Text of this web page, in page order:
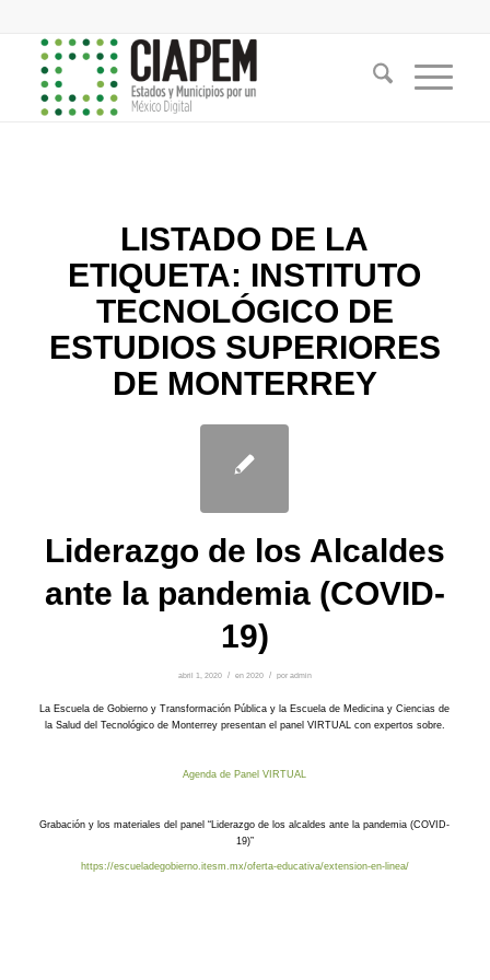
LISTADO DE LA
ETIQUETA: INSTITUTO
TECNOLÓGICO DE
ESTUDIOS SUPERIORES
DE MONTERREY
Liderazgo de los Alcaldes
ante la pandemia (COVID-
19)
abril 1, 2020 / en 2020 / por admin
La Escuela de Gobierno y Transformación Pública y la Escuela de Medicina y Ciencias de
la Salud del Tecnológico de Monterrey presentan el panel VIRTUAL con expertos sobre.
Agenda de Panel VIRTUAL
Grabación y los materiales del panel “Liderazgo de los alcaldes ante la pandemia (COVID-
19)”
https://escueladegobierno.itesm.mx/oferta-educativa/extension-en-linea/